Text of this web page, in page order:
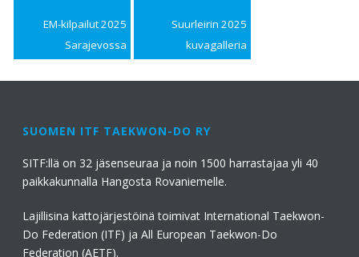
EM-kilpailut 2025
Sarajevossa
Suurleirin 2025
kuvagalleria
SUOMEN ITF TAEKWON-DO RY
SITF:llä on 32 jäsenseuraa ja noin 1500 harrastajaa yli 40
paikkakunnalla Hangosta Rovaniemelle.
Lajillisina kattojärjestöinä toimivat International Taekwon-
Do Federation (ITF) ja All European Taekwon-Do
Federation (AETF).